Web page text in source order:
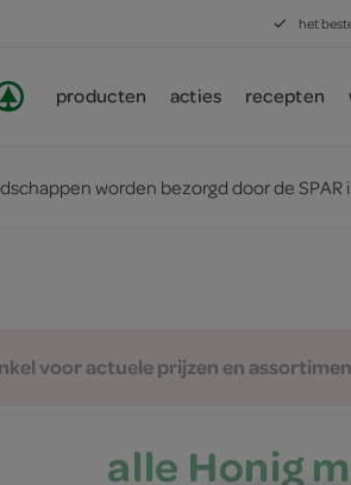
het
producten acties recepten
worden bezorgd door de SPAR
voor actuele prijzen en
alle Honig